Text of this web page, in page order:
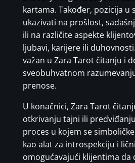
kartama. Također, pozicija u
ukazivati na prošlost,
ili na različite aspekte
ljubavi, karijere ili
važan u Zara Tarot čitanju i
sveobuhvatnom
prenose.
U konačnici, Zara Tarot
otkrivanju tajni ili
proces u kojem se
kao alat za introspekciju i
omogućavajući klijentima da